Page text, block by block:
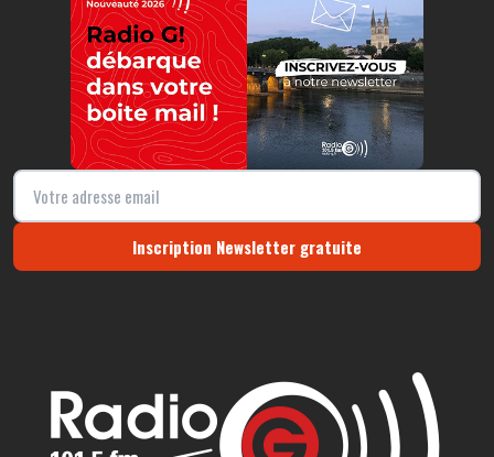
Inscription Newsletter gratuite